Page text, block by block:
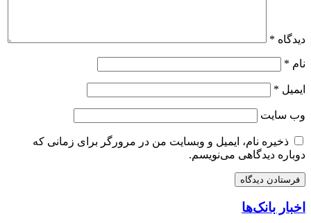
دیدگاه *
نام *
ایمیل *
وب‌ سایت
ذخیره نام، ایمیل و وبسایت من در مرورگر برای زمانی که
دوباره دیدگاهی می‌نویسم.
اخبار بانک‌ها